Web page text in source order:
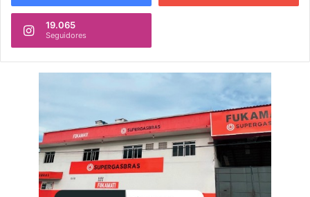
19.065
Seguidores